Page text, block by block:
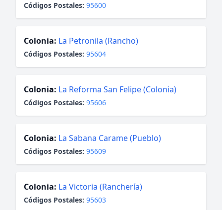
Códigos Postales: 95600
Colonia: La Petronila (Rancho)
Códigos Postales: 95604
Colonia: La Reforma San Felipe (Colonia)
Códigos Postales: 95606
Colonia: La Sabana Carame (Pueblo)
Códigos Postales: 95609
Colonia: La Victoria (Ranchería)
Códigos Postales: 95603